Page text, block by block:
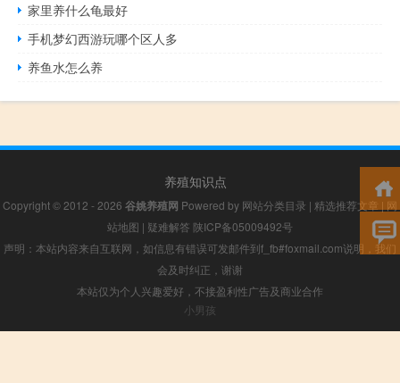
家里养什么龟最好
手机梦幻西游玩哪个区人多
养鱼水怎么养
养殖知识点
Copyright © 2012 - 2026 谷姚养殖网 Powered by 网站分类目录 | 精选推荐文章 | 网
站地图 | 疑难解答 陕ICP备05009492号
声明：本站内容来自互联网，如信息有错误可发邮件到f_fb#foxmail.com说明，我们
会及时纠正，谢谢
本站仅为个人兴趣爱好，不接盈利性广告及商业合作
小男孩